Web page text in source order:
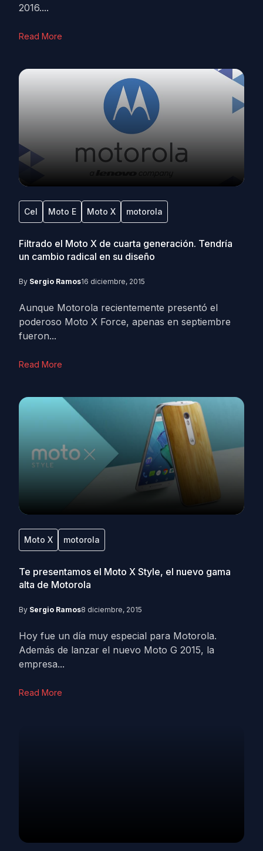
2016....
Read More
Cel Moto E Moto X motorola
Filtrado el Moto X de cuarta generación. Tendría
un cambio radical en su diseño
By Sergio Ramos16 diciembre, 2015
Aunque Motorola recientemente presentó el
poderoso Moto X Force, apenas en septiembre
fueron...
Read More
Moto X motorola
Te presentamos el Moto X Style, el nuevo gama
alta de Motorola
By Sergio Ramos8 diciembre, 2015
Hoy fue un día muy especial para Motorola.
Además de lanzar el nuevo Moto G 2015, la
empresa...
Read More